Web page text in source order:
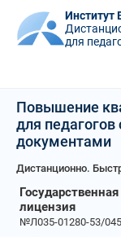
Институт
для
Повышение
для
документами
Дистанционно.
Государственная
лицензия
№Л035-01280-53/